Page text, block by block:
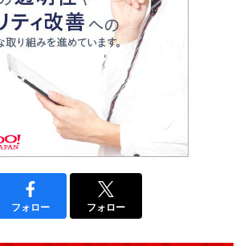
フォロー フォロー